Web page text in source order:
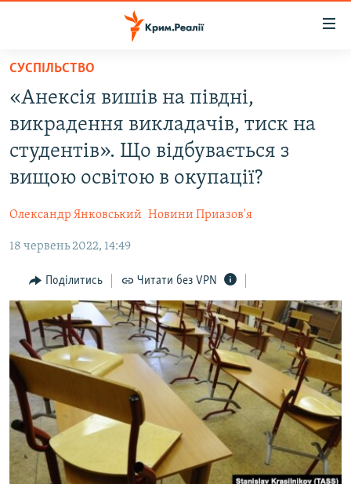
Перейти
основного
матеріалу
Перейти
до
основної
Перейти
до
ВІДЕО ТА ФОТО
ПОГЛЯД
ІНТЕРВ'Ю
ВСЕ ЗА ДЕНЬ
СПЕЦПРОЕКТИ
ДЕПОРТАЦІЯ
ВІДЕОУРОКИ «ELIFBE»
СВІДЧЕННЯ ОКУПАЦІЇ
УКРАЇНСЬКА ПРОБЛЕМА КРИМУ
ІНФОГРАФІКА
ЯК ОБІЙТИ БЛОКУВАННЯ
Русский
Qırımtatar
ДОЛУЧАЙСЯ!
СУСПІЛЬСТВО
«Анексія вишів на півдні,
викрадення викладачів, тиск на
студентів». Що відбувається з
вищою освітою в окупації?
Олександр Янковський Новини Приазов'я
18 червень 2022, 14:49
Поділитись Читати без VPN